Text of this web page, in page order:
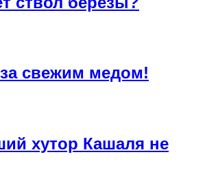
свежим медом!
хутор Кашаля не